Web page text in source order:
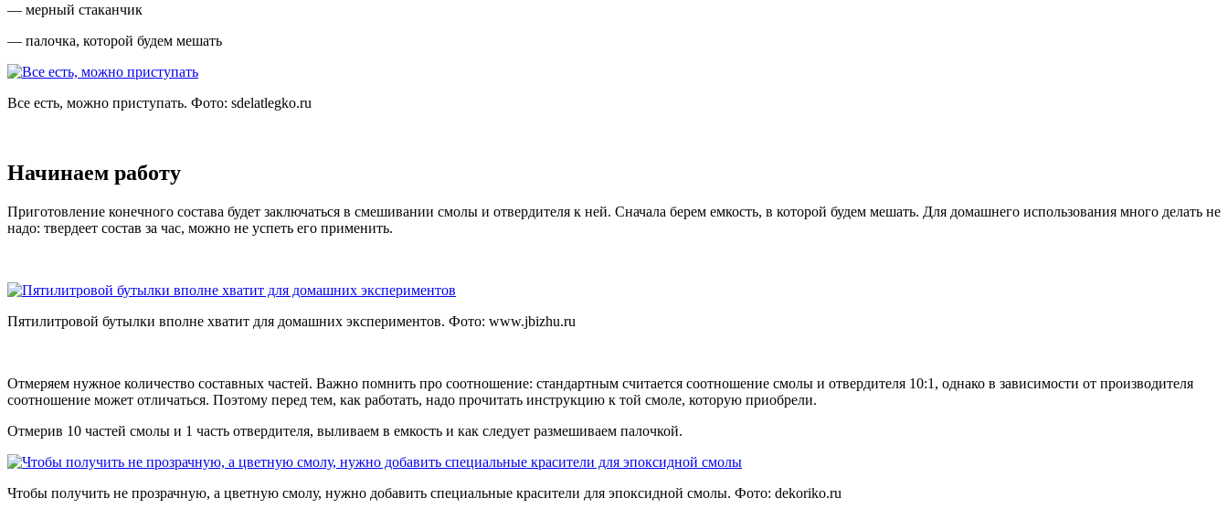
— мерный стаканчик
— палочка, которой будем мешать
Все есть, можно приступать. Фото: sdelatlegko.ru
Начинаем работу
Приготовление конечного состава будет заключаться в смешивании смолы и отвердителя к ней. Сначала берем емкость, в которой будем мешать. Для домашнего использования много делать не
надо: твердеет состав за час, можно не успеть его применить.
Пятилитровой бутылки вполне хватит для домашних экспериментов. Фото: www.jbizhu.ru
Отмеряем нужное количество составных частей. Важно помнить про соотношение: стандартным считается соотношение смолы и отвердителя 10:1, однако в зависимости от производителя
соотношение может отличаться. Поэтому перед тем, как работать, надо прочитать инструкцию к той смоле, которую приобрели.
Отмерив 10 частей смолы и 1 часть отвердителя, выливаем в емкость и как следует размешиваем палочкой.
Чтобы получить не прозрачную, а цветную смолу, нужно добавить специальные красители для эпоксидной смолы. Фото: dekoriko.ru